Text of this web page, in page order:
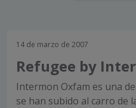
14 de marzo de 2007
Refugee by
Intermon Oxfam es una
se han subido al carro de